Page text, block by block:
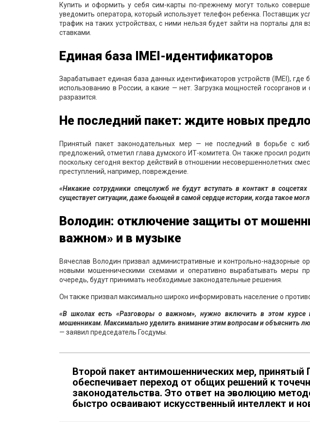
Купить и оформить у себя сим-карты по-прежнему могут только
уведомить оператора, который использует телефон ребенка. Поставщик
трафик на таких устройствах, с ними нельзя будет зайти на порталы для
ставками.
Единая база IMEI-идентификаторов
Зарабатывает единая база данных идентификаторов устройств (IMEI), где
использованию в России, а какие — нет. Загрузка мощностей госорганов и
разразится.
Не последний пакет: ждите новых
Принятый пакет законодательных мер — не последний в борьбе с
предложений, отметил глава думского ИТ-комитета. Он также просил
поскольку сегодня вектор действий в отношении несовершеннолетних
преступлений, например, повреждение.
«Никакие сотрудники спецслужб не будут вступать в контакт в
существует ситуации, даже бьющей в самой сердце истории, когда такое
Володин: отключение защиты от
важном» и в музыке
Вячеслав Володин призвал административные и контрольно-надзорные
новыми мошенническими схемами и оперативно вырабатывать меры
очередь, будут принимать необходимые законодательные решения.
Он также призвал максимально широко информировать население о
«В школах есть «Разговоры о важном», нужно включить в этом
мошенникам. Максимально уделить внимание этим вопросам и объяснить
— заявил председатель Госдумы.
Второй пакет антимошеннических мер, принятый
обеспечивает переход от общих решений к
законодательства. Это ответ на эволюцию
быстро осваивают искусственный интеллект и